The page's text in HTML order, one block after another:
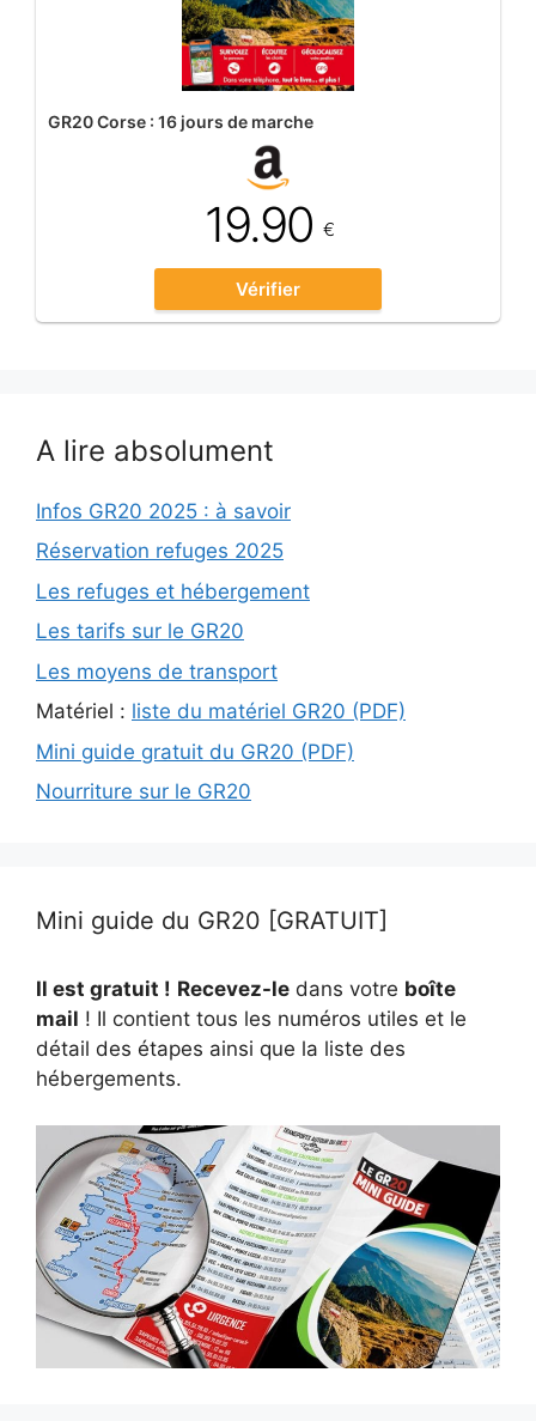
GR20 Corse : 16 jours de marche
19.90€
Vérifier
A lire absolument
Infos GR20 2025 : à savoir
Réservation refuges 2025
Les refuges et hébergement
Les tarifs sur le GR20
Les moyens de transport
Matériel : liste du matériel GR20 (PDF)
Mini guide gratuit du GR20 (PDF)
Nourriture sur le GR20
Mini guide du GR20 [GRATUIT]
Il est gratuit ! Recevez-le dans votre boîte
mail ! Il contient tous les numéros utiles et le
détail des étapes ainsi que la liste des
hébergements.